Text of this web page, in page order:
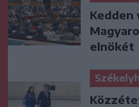
Kedden
elnökét